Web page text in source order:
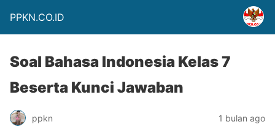
PPKN.CO.ID
Soal Bahasa Indonesia Kelas 7
Beserta Kunci Jawaban
ppkn 1 bulan ago